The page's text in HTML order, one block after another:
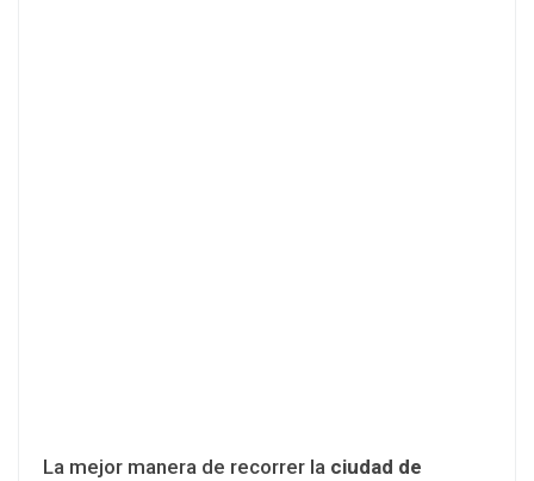
La mejor manera de recorrer la ciudad de